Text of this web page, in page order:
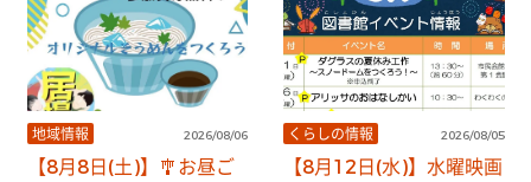
地域情報 2026/08/06
【8月8日(土)】🎐お昼ご
くらしの情報 2026/08/05
【8月12日(水)】水曜映画